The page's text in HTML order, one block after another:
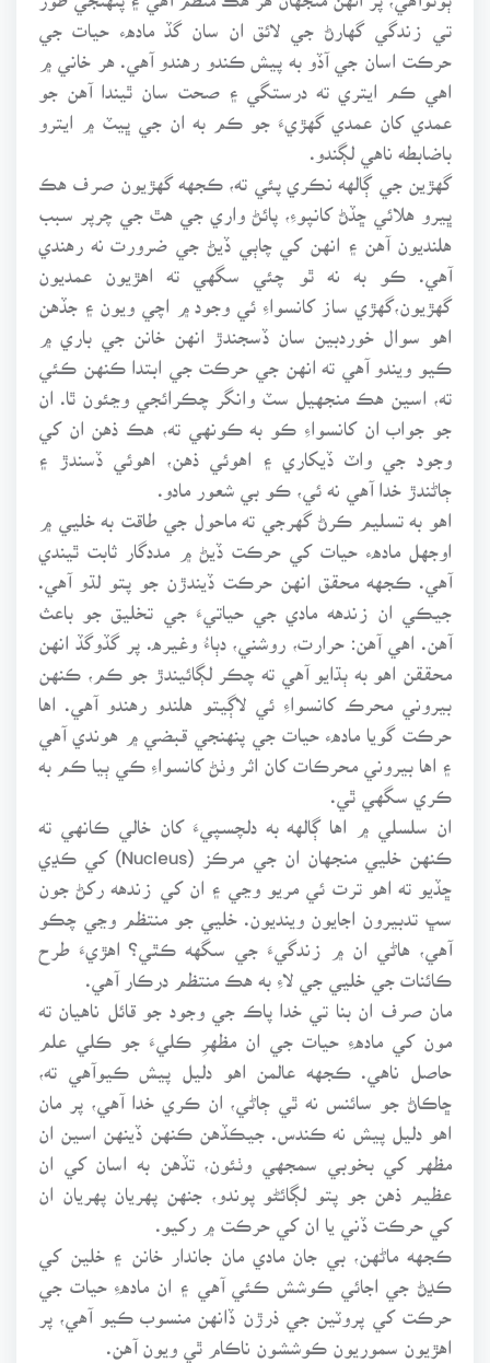
تي زندگي گهارڻ جي لائق ان سان گڏ مادهء حيات جي
حرڪت اسان جي آڏو به پيش ڪندو رهندو آهي. هر خاني ۾
اهي ڪم ايتري ته درستگي ۽ صحت سان ٿيندا آهن جو
عمدي کان عمدي گهڙيءَ جو ڪم به ان جي ڀيٽ ۾ ايترو
باضابطه ناهي لڳندو.
گهڙين جي ڳالهه نڪري پئي ته، ڪجهه گهڙيون صرف هڪ
ڀيرو هلائي ڇڏڻ کانپوءِ، پائڻ واري جي هٿ جي چرپر سبب
هلنديون آهن ۽ انهن کي چاٻي ڏيڻ جي ضرورت نه رهندي
آهي. ڪو به نه ٿو چئي سگهي ته اهڙيون عمديون
گهڙيون،گهڙي ساز کانسواءِ ئي وجود ۾ اچي ويون ۽ جڏهن
اهو سوال خوردبين سان ڏسجندڙ انهن خانن جي باري ۾
ڪيو ويندو آهي ته انهن جي حرڪت جي ابتدا ڪنهن ڪئي
ته، اسين هڪ منجهيل سٽ وانگر چڪرائجي وڃئون ٿا. ان
جو جواب ان کانسواءِ ڪو به ڪونهي ته، هڪ ذهن ان کي
وجود جي واٽ ڏيکاري ۽ اهوئي ذهن، اهوئي ڏسندڙ ۽
ڄاڻندڙ خدا آهي نه ئي، ڪو بي شعور مادو.
اهو به تسليم ڪرڻ گهرجي ته ماحول جي طاقت به خليي ۾
اوجهل مادهء حيات کي حرڪت ڏيڻ ۾ مددگار ثابت ٿيندي
آهي. ڪجهه محقق انهن حرڪت ڏيندڙن جو پتو لڌو آهي.
جيڪي ان زندهه مادي جي حياتيءَ جي تخليق جو باعث
آهن. اهي آهن: حرارت، روشني، دٻاءُ وغيره. پر گڏوگڏ انهن
محققن اهو به ٻڌايو آهي ته چڪر لڳائيندڙ جو ڪم، ڪنهن
بيروني محرڪ کانسواءِ ئي لاڳيتو هلندو رهندو آهي. اها
حرڪت گويا مادهء حيات جي پنهنجي قبضي ۾ هوندي آهي
۽ اها بيروني محرڪات کان اثر وٺڻ کانسواءِ ڪي ٻيا ڪم به
ڪري سگهي ٿي.
ان سلسلي ۾ اها ڳالهه به دلچسپيءَ کان خالي ڪانهي ته
ڪنهن خليي منجهان ان جي مرڪز (Nucleus) کي ڪڍي
ڇڏيو ته اهو ترت ئي مريو وڃي ۽ ان کي زندهه رکڻ جون
سڀ تدبيرون اجايون وينديون. خليي جو منتظم وڃي چڪو
آهي، هاڻي ان ۾ زندگيءَ جي سگهه ڪٿي؟ اهڙيءَ طرح
ڪائنات جي خليي جي لاءِ به هڪ منتظم درڪار آهي.
مان صرف ان بنا تي خدا پاڪ جي وجود جو قائل ناهيان ته
مون کي مادهءِ حيات جي ان مظهرِ ڪليءَ جو ڪلي علم
حاصل ناهي. ڪجهه عالمن اهو دليل پيش ڪيوآهي ته،
ڇاڪاڻ جو سائنس نه ٿي ڄاڻي، ان ڪري خدا آهي، پر مان
اهو دليل پيش نه ڪندس. جيڪڏهن ڪنهن ڏينهن اسين ان
مظهر کي بخوبي سمجهي وٺئون، تڏهن به اسان کي ان
عظيم ذهن جو پتو لڳائڻو پوندو، جنهن پهريان پهريان ان
کي حرڪت ڏني يا ان کي حرڪت ۾ رکيو.
ڪجهه ماڻهن، بي جان مادي مان جاندار خانن ۽ خلين کي
ڪڍڻ جي اجائي ڪوشش ڪئي آهي ۽ ان مادهءِ حيات جي
حرڪت کي پروٽين جي ذرڙن ڏانهن منسوب ڪيو آهي، پر
اهڙيون سموريون ڪوششون ناڪام ٿي ويون آهن.